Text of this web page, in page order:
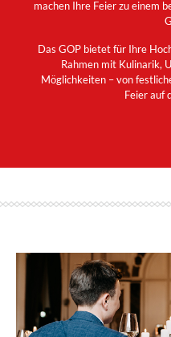
machen Ihre Feier zu einem
Das GOP bietet für Ihre
Rahmen mit Kulinarik,
Möglichkeiten – von
Feier auf